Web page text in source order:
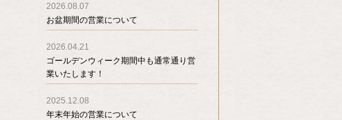
2026.08.07
お盆期間の営業について
2026.04.21
ゴールデンウィーク期間中も通常通り営
業いたします！
2025.12.08
年末年始の営業について